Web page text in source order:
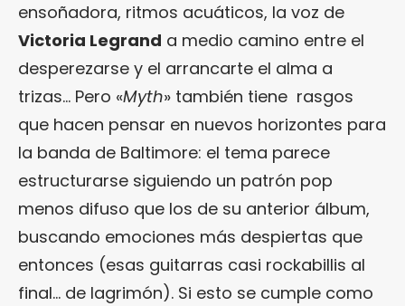
ensoñadora, ritmos acuáticos, la voz de
Victoria Legrand a medio camino entre el
desperezarse y el arrancarte el alma a
trizas… Pero «Myth» también tiene rasgos
que hacen pensar en nuevos horizontes para
la banda de Baltimore: el tema parece
estructurarse siguiendo un patrón pop
menos difuso que los de su anterior álbum,
buscando emociones más despiertas que
entonces (esas guitarras casi rockabillis al
final… de lagrimón). Si esto se cumple como